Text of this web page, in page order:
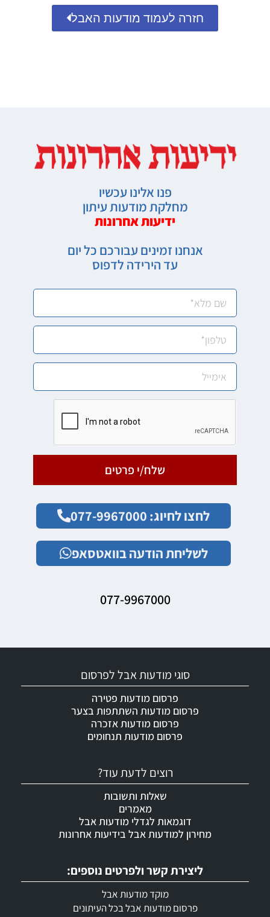
חזרה לעמוד מודעות האבל
פנו אלינו עכשיו
מחלקת מודעות עיתון
ידיעות אחרונות
אנחנו זמינים עבורכם כל יום
עד הירידה לדפוס
שלח/י פרטים
לחצו לחיוג: 077-9967000
לשליחת הודעה בוואטסאפ
077-9967000
ליצירת קשר ולפרטים נוספים:
מוקד מודעות אבל
פרסום מודעות אבל בכל העיתונים
רוצים לדעת עוד?
שאלות ותשובות
מאמרים
דוגמאות לגדלי מודעות אבל
מחירון למודעות אבל בידיעות אחרונות
סוגי מודעות אבל לפרסום
פרסום מודעות פטירה
פרסום מודעות השתתפות בצער
פרסום מודעות אזכרה
פרסום מודעות תנחומים